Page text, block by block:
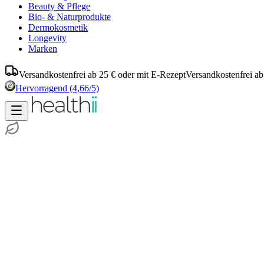
Beauty & Pflege
Bio- & Naturprodukte
Dermokosmetik
Longevity
Marken
Versandkostenfrei ab 25 € oder mit E-RezeptVersandkostenfrei
Hervorragend (4,66/5)